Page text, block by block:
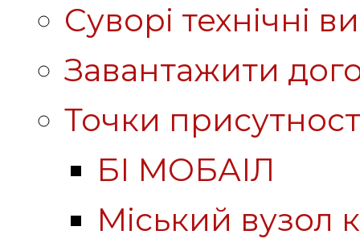
Суворі технічні
Завантажити
Точки
БІ МОБАІЛ
Міський вузол